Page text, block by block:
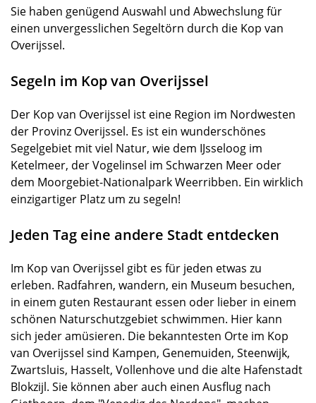
Sie haben genügend Auswahl und Abwechslung für
einen unvergesslichen Segeltörn durch die Kop van
Overijssel.
Segeln im Kop van Overijssel
Der Kop van Overijssel ist eine Region im Nordwesten
der Provinz Overijssel. Es ist ein wunderschönes
Segelgebiet mit viel Natur, wie dem IJsseloog im
Ketelmeer, der Vogelinsel im Schwarzen Meer oder
dem Moorgebiet-Nationalpark Weerribben. Ein wirklich
einzigartiger Platz um zu segeln!
Jeden Tag eine andere Stadt entdecken
Im Kop van Overijssel gibt es für jeden etwas zu
erleben. Radfahren, wandern, ein Museum besuchen,
in einem guten Restaurant essen oder lieber in einem
schönen Naturschutzgebiet schwimmen. Hier kann
sich jeder amüsieren. Die bekanntesten Orte im Kop
van Overijssel sind Kampen, Genemuiden, Steenwijk,
Zwartsluis, Hasselt, Vollenhove und die alte Hafenstadt
Blokzijl. Sie können aber auch einen Ausflug nach